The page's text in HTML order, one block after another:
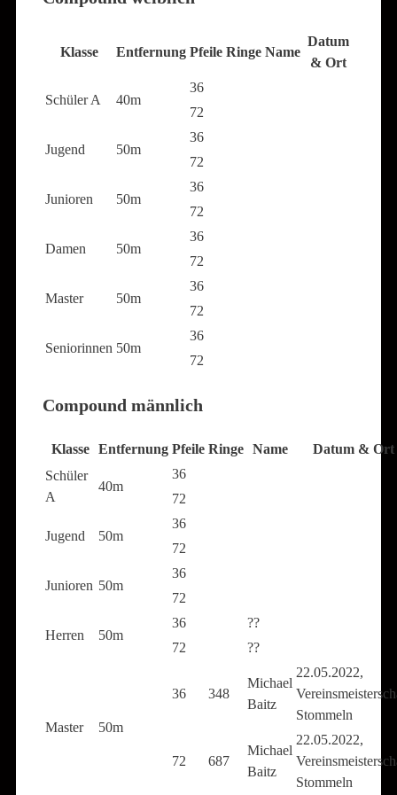
Klasse Entfernung Pfeile Ringe Name
Datum
& Ort
Schüler A 40m
36
72
Jugend 50m
36
72
Junioren 50m
36
72
Damen 50m
36
72
Master 50m
36
72
Seniorinnen 50m
36
72
Compound männlich
Klasse Entfernung Pfeile Ringe Name
Datum & Ort
Schüler
A
40m
36
72
Jugend 50m
36
72
Junioren 50m
36
72
Herren 50m
36
??
72
??
Master 50m
36 348
Michael
Baitz
22.05.2022,
Stommeln
72 687
Michael
Baitz
22.05.2022,
Stommeln